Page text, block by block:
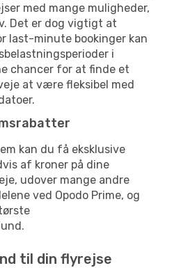
med mange muligheder,
Det er dog vigtigt at
last-minute bookinger kan
i
chancer for at finde et
at være fleksibel med
kan du få eksklusive
af kroner på dine
udover mange andre
ved Opodo Prime, og
til din flyrejse